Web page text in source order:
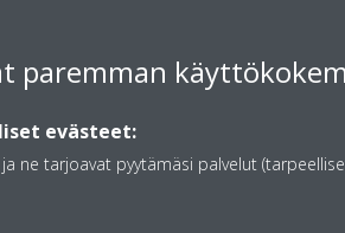
jolloin saavutetaan
tablettilaitteen avulla
paremman
evästeet:
ne tarjoavat pyytämäsi palvelut